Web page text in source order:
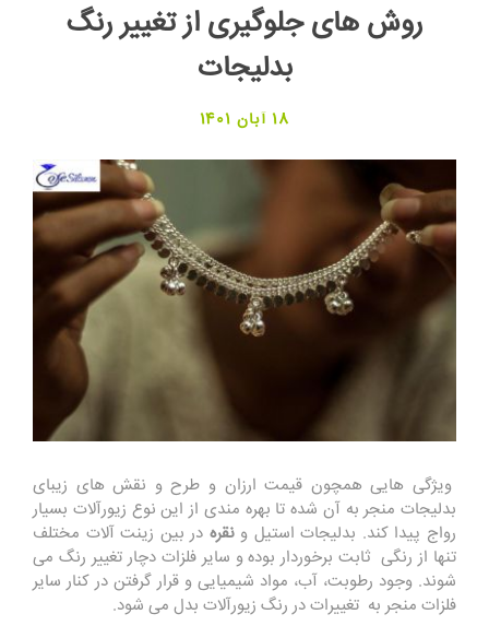
روش های جلوگیری از تغییر رنگ
بدلیجات
18 آبان 1401
ویژگی هایی همچون قیمت ارزان و طرح و نقش های زیبای
بدلیجات منجر به آن شده تا بهره مندی از این نوع زیورآلات بسیار
رواج پیدا کند. بدلیجات استیل ونقره در بین زینت آلات مختلف
تنها از رنگی ثابت برخوردار بوده و سایر فلزات دچار تغییر رنگ می
شوند. وجود رطوبت، آب، مواد شیمیایی و قرار گرفتن در کنار سایر
فلزات منجر به تغییرات در رنگ زیورآلات بدل می شود.